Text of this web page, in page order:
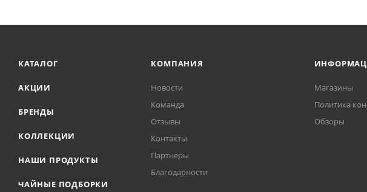
КАТАЛОГ
АКЦИИ
БРЕНДЫ
КОЛЛЕКЦИИ
НАШИ ПРОДУКТЫ
ЧАЙНЫЕ ПОДБОРКИ
КОМПАНИЯ
Новости
Команда
Отзывы
Контакты
Партнеры
Благодарности
Магазины
Политика
Обзоры